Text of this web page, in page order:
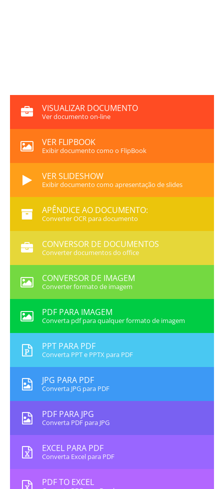
VISUALIZAR DOCUMENTO
Ver documento on-line
VER FLIPBOOK
Exibir documento como o FlipBook
VER SLIDESHOW
Exibir documento como apresentação de slides
APÊNDICE AO DOCUMENTO:
Converter OCR para documento
CONVERSOR DE DOCUMENTOS
Converter documentos do office
CONVERSOR DE IMAGEM
Converter formato de imagem
PDF PARA IMAGEM
Converta pdf para qualquer formato de imagem
PPT PARA PDF
Converta PPT e PPTX para PDF
JPG PARA PDF
Converta JPG para PDF
PDF PARA JPG
Converta PDF para JPG
EXCEL PARA PDF
Converta Excel para PDF
PDF TO EXCEL